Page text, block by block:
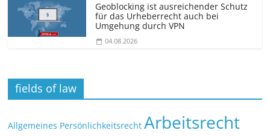
Geoblocking ist ausreichender Schutz
für das Urheberrecht auch bei
Umgehung durch VPN
04.08.2026
fields of law
Allgemeines Persönlichkeitsrecht Arbeitsrecht